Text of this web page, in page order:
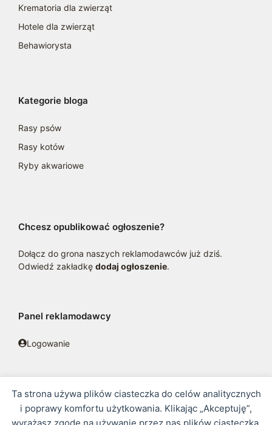
Ta strona używa plików ciasteczka do celów analitycznych
i poprawy komfortu użytkowania. Klikając „Akceptuję”,
Krematoria dla zwierząt
Hotele dla zwierząt
Behawiorysta
Kategorie bloga
Rasy psów
Rasy kotów
Ryby akwariowe
Chcesz opublikować ogłoszenie?
Dołącz do grona naszych reklamodawców już dziś.
Odwiedź zakładkę dodaj ogłoszenie.
Panel reklamodawcy
Logowanie
© 2016 - 2026 zoosklepik.pl •Polityka prywatności • Sitemap